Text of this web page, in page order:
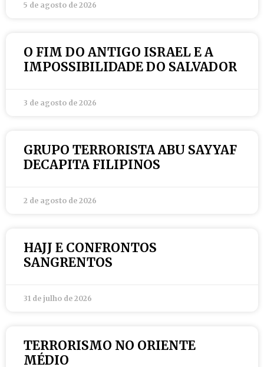
5 de agosto de 2026
O FIM DO ANTIGO ISRAEL E A
IMPOSSIBILIDADE DO SALVADOR
3 de agosto de 2026
GRUPO TERRORISTA ABU SAYYAF
DECAPITA FILIPINOS
2 de agosto de 2026
HAJJ E CONFRONTOS
SANGRENTOS
31 de julho de 2026
TERRORISMO NO ORIENTE
MÉDIO